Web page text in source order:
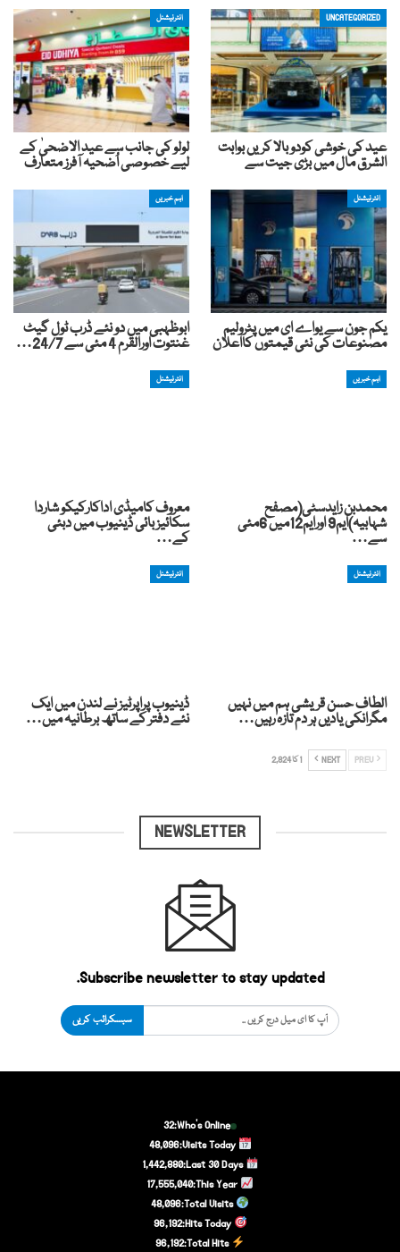
UNCATEGORIZED
عید کی خوشی کودوبالا کریں بوابت
الشرق مال میں بڑی جیت سے
انٹرنیشنل
لولو کی جانب سے عید الاضحیٰ کے
لیے خصوصی اُضحیہ آفرز متعارف
انٹرنیشنل
یکم جون سے یواے ای میں پٹرولیم
مصنوعات کی نئی قیمتوں کااعلان
اہم خبریں
ابوظہبی میں دو نئے ڈرب ٹول گیٹ
غنتوت اورالقرم 4 مئی سے 24/7…
اہم خبریں
محمدبن زایدسٹی(مصفح
شہابیہ)ایم9 اورایم12میں 6مئی
سے…
انٹرنیشنل
معروف کامیڈی اداکارکیکو شاردا
سکائیز بائی ڈینیوب میں دبئی
کے…
انٹرنیشنل
الطاف حسن قریشی ہم میں نہیں
مگرانکی یادیں ہر دم تازہ رہیں…
انٹرنیشنل
ڈینیوب پراپرٹیز نے لندن میں ایک
نئے دفتر کے ساتھ برطانیہ میں…
NEXT 1 کا 2,824
NEWSLETTER
Subscribe newsletter to stay updated.
سبسکرائب کریں
Who's Online:
32
Visits Today:
48,096
Last 30 Days:
1,442,880
17,555,040
Total Visits:
48,096
Hits Today:
96,192
Total Hits:
96,192